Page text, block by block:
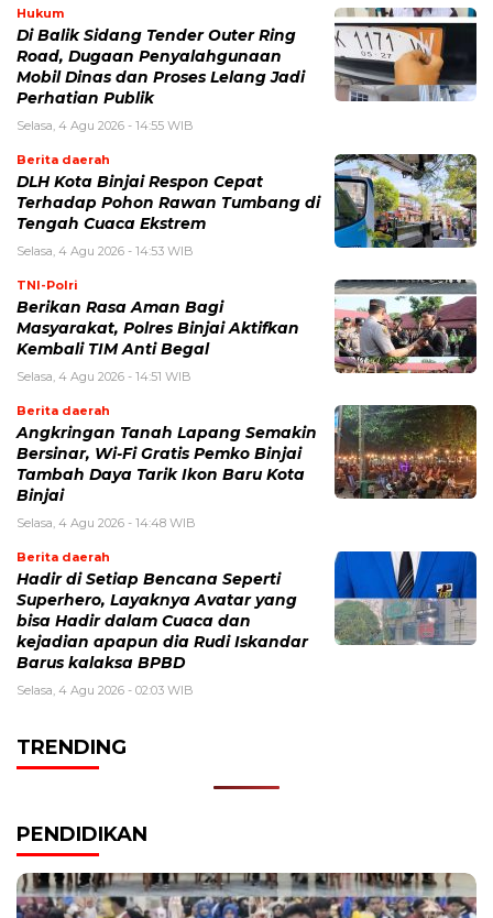
Hukum
Di Balik Sidang Tender Outer Ring
Road, Dugaan Penyalahgunaan
Mobil Dinas dan Proses Lelang Jadi
Perhatian Publik
Selasa, 4 Agu 2026 - 14:55 WIB
Berita daerah
DLH Kota Binjai Respon Cepat
Terhadap Pohon Rawan Tumbang di
Tengah Cuaca Ekstrem
Selasa, 4 Agu 2026 - 14:53 WIB
TNI-Polri
Berikan Rasa Aman Bagi
Masyarakat, Polres Binjai Aktifkan
Kembali TIM Anti Begal
Selasa, 4 Agu 2026 - 14:51 WIB
Berita daerah
Angkringan Tanah Lapang Semakin
Bersinar, Wi-Fi Gratis Pemko Binjai
Tambah Daya Tarik Ikon Baru Kota
Binjai
Selasa, 4 Agu 2026 - 14:48 WIB
Berita daerah
Hadir di Setiap Bencana Seperti
Superhero, Layaknya Avatar yang
bisa Hadir dalam Cuaca dan
kejadian apapun dia Rudi Iskandar
Barus kalaksa BPBD
Selasa, 4 Agu 2026 - 02:03 WIB
TRENDING
PENDIDIKAN